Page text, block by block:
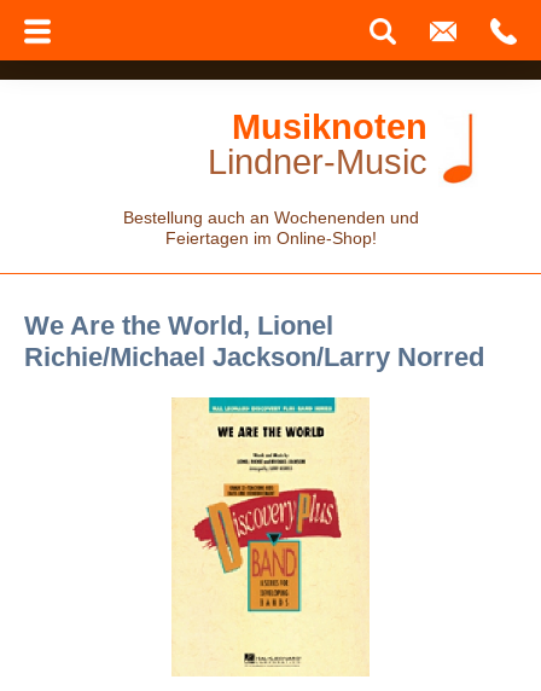
Musiknoten
Lindner-Music
Bestellung auch an Wochenenden und
Feiertagen im Online-Shop!
We Are the World, Lionel
Richie/Michael Jackson/Larry Norred